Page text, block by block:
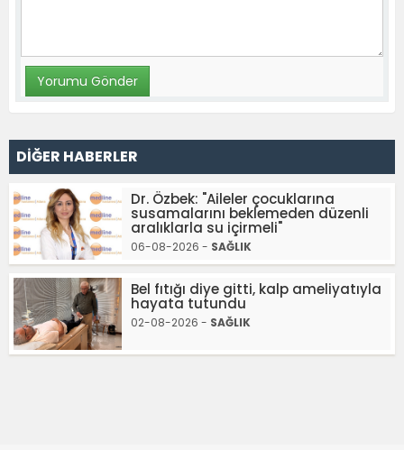
DİĞER HABERLER
Dr. Özbek: "Aileler çocuklarına
susamalarını beklemeden düzenli
aralıklarla su içirmeli"
06-08-2026 - SAĞLIK
Bel fıtığı diye gitti, kalp ameliyatıyla
hayata tutundu
02-08-2026 - SAĞLIK